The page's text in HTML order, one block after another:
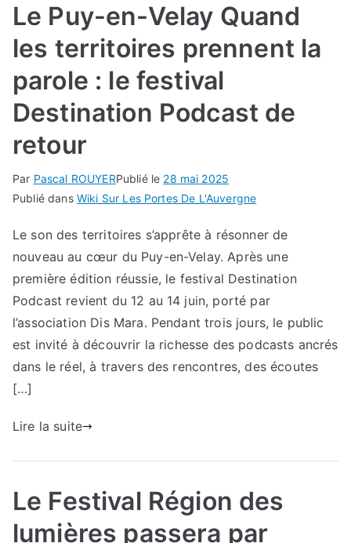
Le Puy-en-Velay Quand
les territoires prennent la
parole : le festival
Destination Podcast de
retour
Par Pascal ROUYERPublié le 28 mai 2025
Publié dans Wiki Sur Les Portes De L'Auvergne
Le son des territoires s’apprête à résonner de
nouveau au cœur du Puy-en-Velay. Après une
première édition réussie, le festival Destination
Podcast revient du 12 au 14 juin, porté par
l’association Dis Mara. Pendant trois jours, le public
est invité à découvrir la richesse des podcasts ancrés
dans le réel, à travers des rencontres, des écoutes
[…]
Lire la suite
Le Festival Région des
lumières passera par